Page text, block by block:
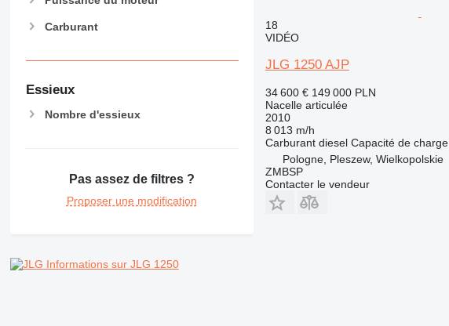
Carburant
Essieux
Nombre d'essieux
Pas assez de filtres ?
Proposer une modification
Informations sur JLG 1250
18
VIDÉO
JLG 1250 AJP
34 600 € 149 000 PLN
Nacelle articulée
2010
8 013 m/h
Carburant diesel Capacité de charge
Pologne, Pleszew, Wielkopolskie
ZMBSP
Contacter le vendeur